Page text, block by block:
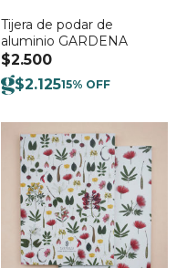
Tijera de podar de
aluminio GARDENA
$2.500
$2.12515% OFF